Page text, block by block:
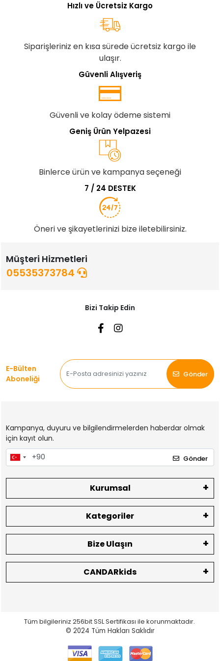
Hızlı ve Ücretsiz Kargo
Siparişleriniz en kısa sürede ücretsiz kargo ile
ulaşır.
Güvenli Alışveriş
Güvenli ve kolay ödeme sistemi
Geniş Ürün Yelpazesi
Binlerce ürün ve kampanya seçeneği
7 / 24 DESTEK
Öneri ve şikayetlerinizi bize iletebilirsiniz.
Müşteri Hizmetleri
05535373784
Bizi Takip Edin
E-Bülten
Aboneliği
Gönder
Kampanya, duyuru ve bilgilendirmelerden haberdar olmak
için kayıt olun.
Gönder
Kurumsal
Kategoriler
Bize Ulaşın
CANDARkids
Tüm bilgileriniz 256bit SSL Sertifikası ile korunmaktadır.
© 2024 Tüm Hakları Saklıdır